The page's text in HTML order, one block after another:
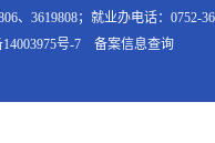
、3619808；就业办电话：0752-
号-7
备案信息查询